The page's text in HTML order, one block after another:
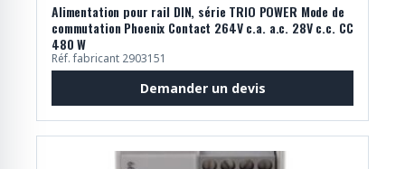
Alimentation pour rail DIN, série TRIO POWER Mode de
commutation Phoenix Contact 264V c.a. a.c. 28V c.c. CC
480 W
Réf. fabricant 2903151
Demander un devis